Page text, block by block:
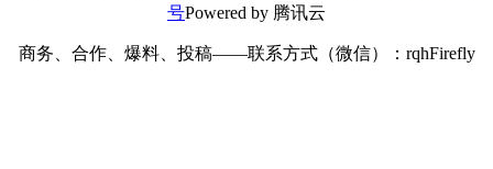
号Powered by 腾讯云
商务、合作、爆料、投稿——联系方式（微信）：rqhFirefly